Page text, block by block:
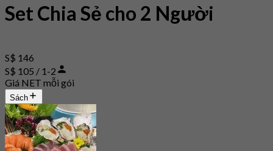
Set Chia Sẻ cho 2 Người
S$ 146
S$ 105 / 1-2
Giá NET mỗi gói
Sách